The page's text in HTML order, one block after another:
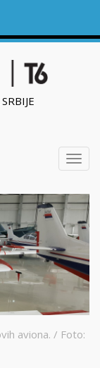
aviona. / Foto: